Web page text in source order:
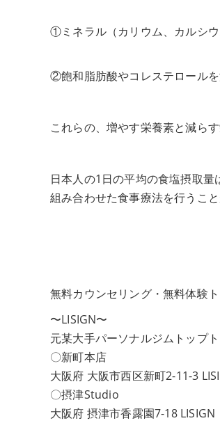
①ミネラル（カリウム、カルシ
②飽和脂肪酸やコレステロール
これらの、増やす栄養素と減ら
日本人の1日の平均の食塩摂取
組み合わせた食事療法を行うこ
無料カウンセリング・無料体験
〜LISIGN〜
元某大手パーソナルジムトップ
〇新町本店
大阪府 大阪市西区新町2-11-3
〇摂津Studio
大阪府 摂津市香露園7-18 LISIGN